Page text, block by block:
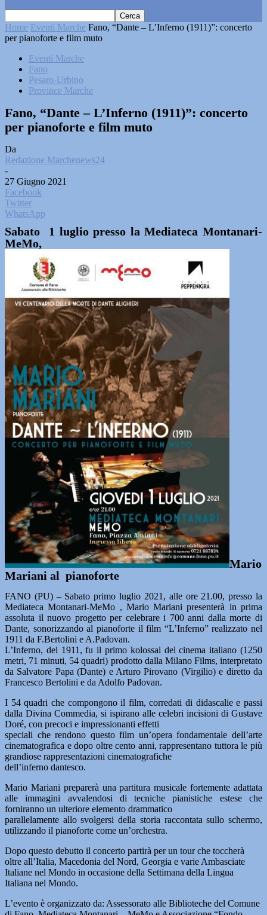
Home Eventi Marche Fano, “Dante – L’Inferno (1911)”: concerto
per pianoforte e film muto
Eventi Marche
Fano
Pesaro-Urbino
Province Marche
Fano, “Dante – L’Inferno (1911)”: concerto
per pianoforte e film muto
Da
Redazione Marchenews24
-
27 Giugno 2021
Facebook
Twitter
WhatsApp
Sabato 1 luglio presso la Mediateca Montanari-
MeMo,
Mario
Mariani al pianoforte
FANO (PU) – Sabato primo luglio 2021, alle ore 21.00, presso la
Mediateca Montanari-MeMo , Mario Mariani presenterà in prima
assoluta il nuovo progetto per celebrare i 700 anni dalla morte di
Dante, sonorizzando al pianoforte il film “L’Inferno” realizzato nel
1911 da F.Bertolini e A.Padovan.
L’Inferno, del 1911, fu il primo kolossal del cinema italiano (1250
metri, 71 minuti, 54 quadri) prodotto dalla Milano Films, interpretato
da Salvatore Papa (Dante) e Arturo Pirovano (Virgilio) e diretto da
Francesco Bertolini e da Adolfo Padovan.
I 54 quadri che compongono il film, corredati di didascalie e passi
dalla Divina Commedia, si ispirano alle celebri incisioni di Gustave
Doré, con precoci e impressionanti effetti
speciali che rendono questo film un’opera fondamentale dell’arte
cinematografica e dopo oltre cento anni, rappresentano tuttora le più
grandiose rappresentazioni cinematografiche
dell’inferno dantesco.
Mario Mariani preparerà una partitura musicale fortemente adattata
alle immagini avvalendosi di tecniche pianistiche estese che
forniranno un ulteriore elemento drammatico
parallelamente allo svolgersi della storia raccontata sullo schermo,
utilizzando il pianoforte come un’orchestra.
Dopo questo debutto il concerto partirà per un tour che toccherà
oltre all’Italia, Macedonia del Nord, Georgia e varie Ambasciate
Italiane nel Mondo in occasione della Settimana della Lingua
Italiana nel Mondo.
L’evento è organizzato da: Assessorato alle Biblioteche del Comune